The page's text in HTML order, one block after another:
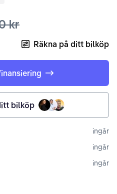
kr
Räkna på ditt bilköp
bilköp
ingår
ingår
ingår